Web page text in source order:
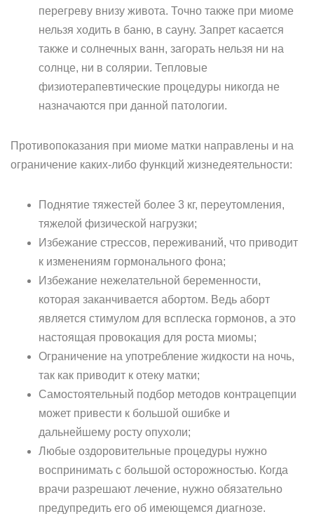
перегреву внизу живота. Точно также при миоме
нельзя ходить в баню, в сауну. Запрет касается
также и солнечных ванн, загорать нельзя ни на
солнце, ни в солярии. Тепловые
физиотерапевтические процедуры никогда не
назначаются при данной патологии.
Противопоказания при миоме матки направлены и на
ограничение каких-либо функций жизнедеятельности:
Поднятие тяжестей более 3 кг, переутомления,
тяжелой физической нагрузки;
Избежание стрессов, переживаний, что приводит
к изменениям гормонального фона;
Избежание нежелательной беременности,
которая заканчивается абортом. Ведь аборт
является стимулом для всплеска гормонов, а это
настоящая провокация для роста миомы;
Ограничение на употребление жидкости на ночь,
так как приводит к отеку матки;
Самостоятельный подбор методов контрацепции
может привести к большой ошибке и
дальнейшему росту опухоли;
Любые оздоровительные процедуры нужно
воспринимать с большой осторожностью. Когда
врачи разрешают лечение, нужно обязательно
предупредить его об имеющемся диагнозе.